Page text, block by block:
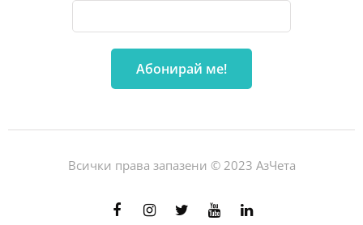
Всички права запазени © 2023 АзЧета